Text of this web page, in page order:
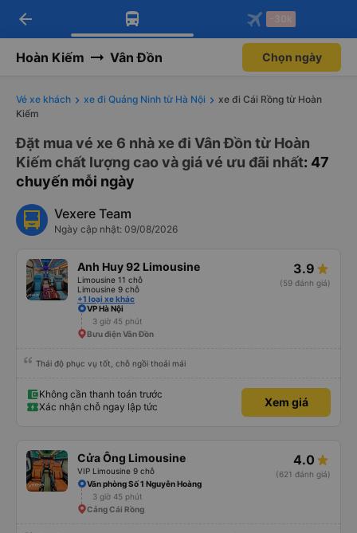
Tải app Vexere ngay!
Nhận ưu đãi thành viên độc
Mở app
Tải app Vexere
-30k/ghế khi đặt vé máy bay qua
Mở app
arrow_back -30k
Hoàn Kiếm Vân Đồn Chọn ngày
Vé xe khách xe đi Quảng Ninh từ Hà Nội
xe đi Cái Rồng từ Hoàn
Kiếm
Đặt mua vé xe 6 nhà xe đi Vân Đồn từ Hoàn
Kiếm chất lượng cao và giá vé ưu đãi nhất: 47
chuyến mỗi ngày
Vexere Team
Ngày cập nhật: 09/08/2026
Anh Huy 92 Limousine
Limousine 11 chỗ
Limousine 9 chỗ
+1 loại xe khác
3.9
(59 đánh giá)
VP Hà Nội
3 giờ 45 phút
Bưu điện Vân Đồn
Thái độ phục vụ tốt, chỗ ngồi thoải mái
Không cần thanh toán trước
Xác nhận chỗ ngay lập tức
Xem giá
Cửa Ông Limousine
VIP Limousine 9 chỗ
4.0
(621 đánh giá)
Văn phòng Số 1 Nguyễn Hoàng
3 giờ 45 phút
Cảng Cái Rồng